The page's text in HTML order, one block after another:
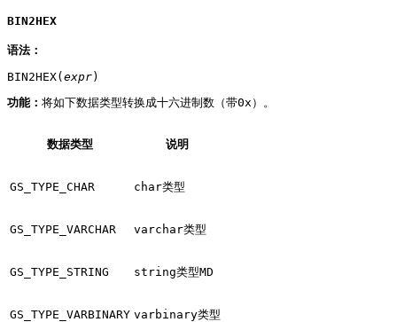
BIN2HEX
语法：
BIN2HEX( expr)
功能： 将如下数据类型转换成十六进制数（带0x）。
数据类型 说明
GS_TYPE_CHAR char类型
GS_TYPE_VARCHAR varchar类型
GS_TYPE_STRING string类型MD
GS_TYPE_VARBINARY varbinary类型